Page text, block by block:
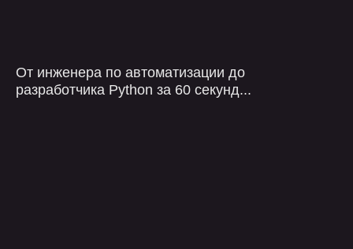
От инженера по автоматизации до
разработчика Python за 60 секунд...
+7